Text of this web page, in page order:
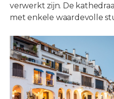
verwerkt zijn. De
met enkele waardevolle